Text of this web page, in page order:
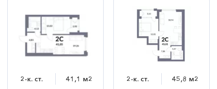
2-к. ст. 41,1 м2 2-к. ст. 45,8 м2